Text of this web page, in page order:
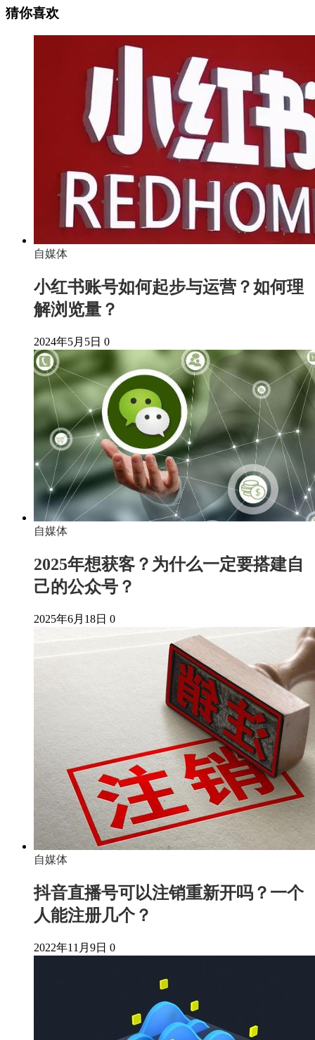
猜你喜欢
自媒体
小红书账号如何起步与运营？如何理
解浏览量？
2024年5月5日 0
自媒体
2025年想获客？为什么一定要搭建自
己的公众号？
2025年6月18日 0
自媒体
抖音直播号可以注销重新开吗？一个
人能注册几个？
2022年11月9日 0